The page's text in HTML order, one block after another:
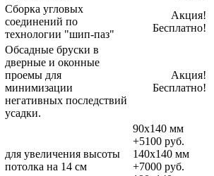
Сборка угловых
соединений по
технологии "шип-паз"
Акция!
Бесплатно!
Обсадные бруски в
дверные и оконные
проемы для
минимизации
негативных последствий
усадки.
Акция!
Бесплатно!
для увеличения высоты
потолка на 14 см
90х140 мм
+5100 руб.
140х140 мм
+7000 руб.